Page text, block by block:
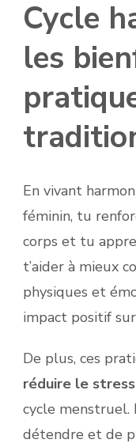
Cycle
les
En vivant
féminin, tu
corps et tu
t’aider à mieux
physiques et
impact positif
De plus, ces
réduire le
cycle
détendre et de